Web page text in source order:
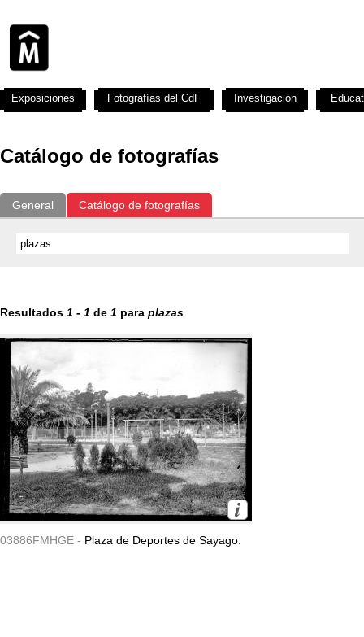
Catálogo de fotografías
General Catálogo de fotografías
Resultados 1 - 1 de 1 para plazas
03886FMHGE - Plaza de Deportes de Sayago.
Exposiciones Fotografías del CdF Investigación